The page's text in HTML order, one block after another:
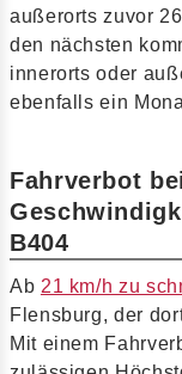
außerorts zuvor
den nächsten
innerorts oder
ebenfalls ein
Fahrverbot
B404
Ab 21 km/h zu
Flensburg, der
Mit einem